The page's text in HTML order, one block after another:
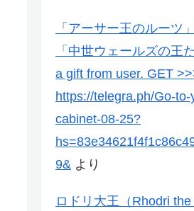
「アーサー王のルーツ
「中世ウェールズの王た
a gift from user. GЕТ
https://telegra.ph/Go-
cabinet-08-25?
9& より
ロドリ大王（Rhodri